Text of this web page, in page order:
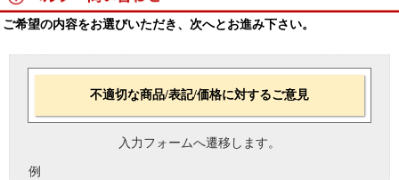
ご希望の内容をお選びいただき、次へとお進み下さい。
不適切な商品/表記/価格に対するご意見
入力フォームへ遷移します。
例